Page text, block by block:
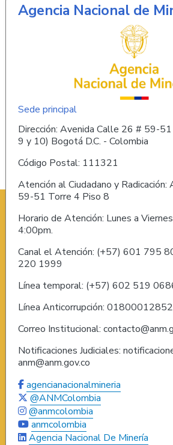
Agencia Nacional de
Sede principal
Dirección: Avenida Calle 26 # 59-
9 y 10) Bogotá D.C. - Colombia
Código Postal: 111321
Atención al Ciudadano y
59-51 Torre 4 Piso 8
Horario de Atención: Lunes a
4:00pm.
Canal el Atención: (+57) 601 795
220 1999
Línea temporal: (+57) 602 519
Línea Anticorrupción:
Correo Institucional:
Notificaciones Judiciales:
anm@anm.gov.co
agencianacionalmineria
@ANMColombia
@anmcolombia
anmcolombia
Agencia Nacional De Minería